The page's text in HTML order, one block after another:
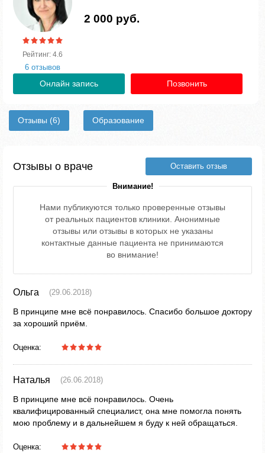
Рейтинг: 4.6
6 отзывов
2 000 руб.
Онлайн запись Позвонить
Отзывы (6) Образование
Отзывы о враче Оставить отзыв
Внимание!
Нами публикуются только проверенные отзывы
от реальных пациентов клиники. Анонимные
отзывы или отзывы в которых не указаны
контактные данные пациента не принимаются
во внимание!
Ольга (29.06.2018)
В принципе мне всё понравилось. Спасибо большое доктору
за хороший приём.
Оценка:
Наталья (26.06.2018)
В принципе мне всё понравилось. Очень
квалифицированный специалист, она мне помогла понять
мою проблему и в дальнейшем я буду к ней обращаться.
Оценка: